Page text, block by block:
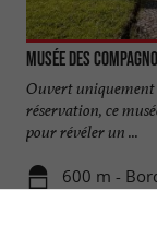
Musée des
Ouvert uniquement
réservation, ce
pour révéler un ...
600 m -